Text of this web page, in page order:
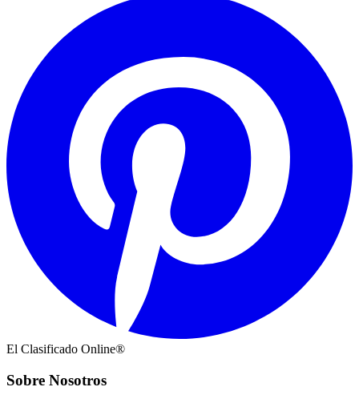
El Clasificado Online®
Sobre Nosotros